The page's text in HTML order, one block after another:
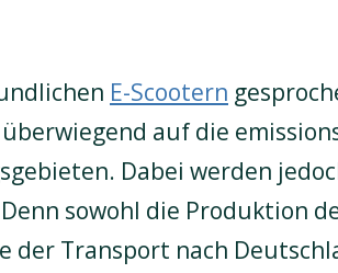
E-Scootern
auf die
Dabei werden
sowohl die Produktion
der Transport nach